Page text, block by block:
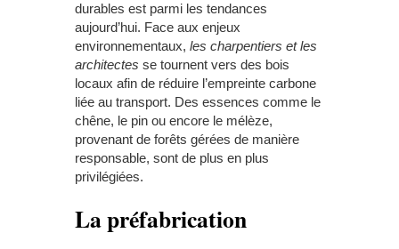
durables est parmi les tendances
aujourd’hui. Face aux enjeux
environnementaux, les charpentiers etles
architectes se tournent vers des bois
locaux afin de réduire l’empreinte carbone
liée au transport. Des essences comme le
chêne, le pin ou encore le mélèze,
provenant de forêts gérées de manière
responsable, sont de plus en plus
privilégiées.
La préfabrication